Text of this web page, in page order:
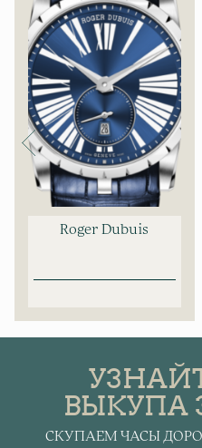
Roger Dubuis
ВЫКУПА
СКУПАЕМ ЧАСЫ